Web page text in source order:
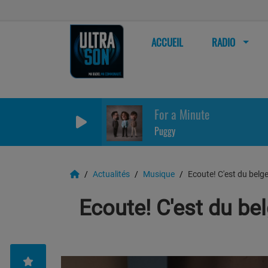
ACCUEIL RADIO
For a Minute
Puggy
Actualités Musique Ecoute! C'est du
Ecoute! C'est du